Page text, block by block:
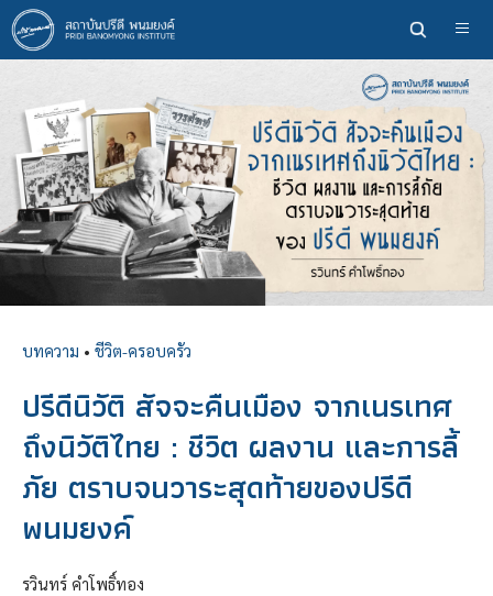
ข้าม
ไป
ยัง
หลัก
บทความ • ชีวิต-ครอบครัว
ปรีดีนิวัติ สัจจะคืนเมือง จากเนรเทศ
ถึงนิวัติไทย : ชีวิต ผลงาน และการลี้
ภัย ตราบจนวาระสุดท้ายของปรีดี
พนมยงค์
รวินทร์ คำโพธิ์ทอง